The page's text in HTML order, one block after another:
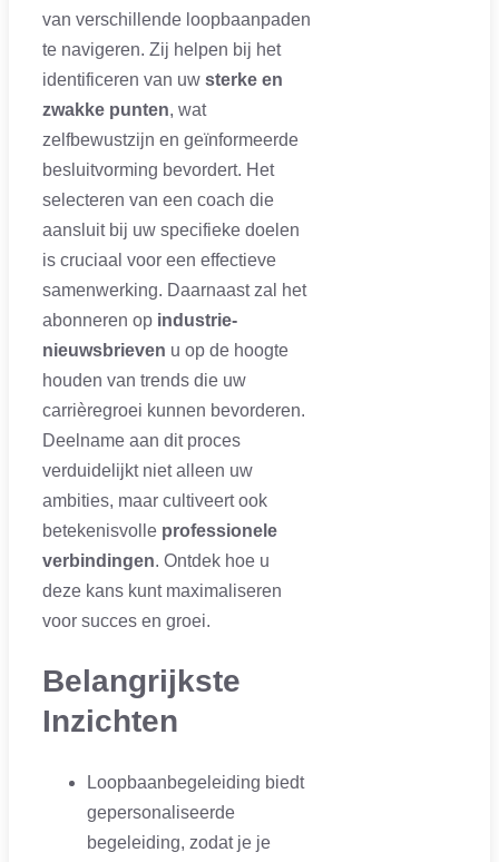
van verschillende loopbaanpaden
te navigeren. Zij helpen bij het
identificeren van uw sterke en
zwakke punten, wat
zelfbewustzijn en geïnformeerde
besluitvorming bevordert. Het
selecteren van een coach die
aansluit bij uw specifieke doelen
is cruciaal voor een effectieve
samenwerking. Daarnaast zal het
abonneren op industrie-
nieuwsbrieven u op de hoogte
houden van trends die uw
carrièregroei kunnen bevorderen.
Deelname aan dit proces
verduidelijkt niet alleen uw
ambities, maar cultiveert ook
betekenisvolle professionele
verbindingen. Ontdek hoe u
deze kans kunt maximaliseren
voor succes en groei.
Belangrijkste
Inzichten
Loopbaanbegeleiding biedt
gepersonaliseerde
begeleiding, zodat je je